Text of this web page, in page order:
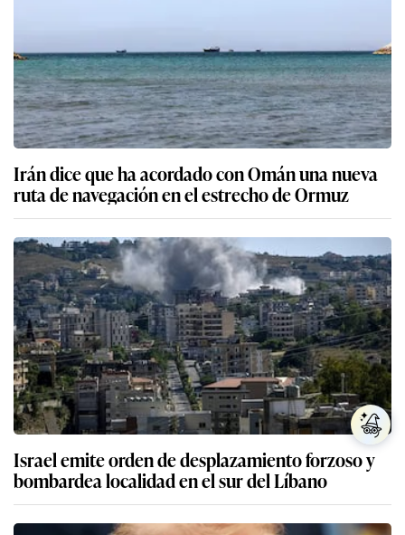
Irán dice que ha acordado con Omán una nueva
ruta de navegación en el estrecho de Ormuz
Israel emite orden de desplazamiento forzoso y
bombardea localidad en el sur del Líbano